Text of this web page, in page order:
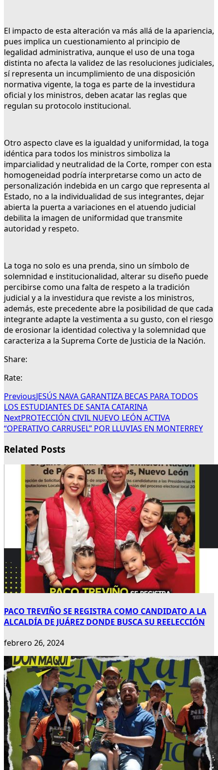
El impacto de esta alteración va más allá de la apariencia,
pues implica un cuestionamiento al principio de
legalidad administrativa, aunque el uso de una toga
distinta no afecta la validez de las resoluciones judiciales,
sí representa un incumplimiento de una disposición
normativa vigente, la toga es parte de la investidura
oficial y los ministros, deben acatar las reglas que
regulan su protocolo institucional.
Otro aspecto clave es la igualdad y uniformidad, la toga
idéntica para todos los ministros simboliza la
imparcialidad y neutralidad de la Corte, romper con esta
homogeneidad podría interpretarse como un acto de
personalización indebida en un cargo que representa al
Estado, no a la individualidad de sus integrantes, dejar
abierta la puerta a variaciones en el atuendo judicial
debilita la imagen de uniformidad que transmite
autoridad y respeto.
La toga no solo es una prenda, sino un símbolo de
solemnidad e institucionalidad, alterar su diseño puede
percibirse como una falta de respeto a la tradición
judicial y a la investidura que reviste a los ministros,
además, este precedente abre la posibilidad de que cada
integrante adapte la vestimenta a su gusto, con el riesgo
de erosionar la identidad colectiva y la solemnidad que
caracteriza a la Suprema Corte de Justicia de la Nación.
Share:
Rate:
PreviousJESÚS NAVA GARANTIZA BECAS PARA TODOS
LOS ESTUDIANTES DE SANTA CATARINA
NextPROTECCIÓN CIVIL NUEVO LEÓN ACTIVA
“OPERATIVO CARRUSEL” POR LLUVIAS EN MONTERREY
Related Posts
PACO TREVIÑO SE REGISTRA COMO CANDIDATO A LA
ALCALDÍA DE JUÁREZ DONDE BUSCA SU REELECCIÓN
febrero 26, 2024